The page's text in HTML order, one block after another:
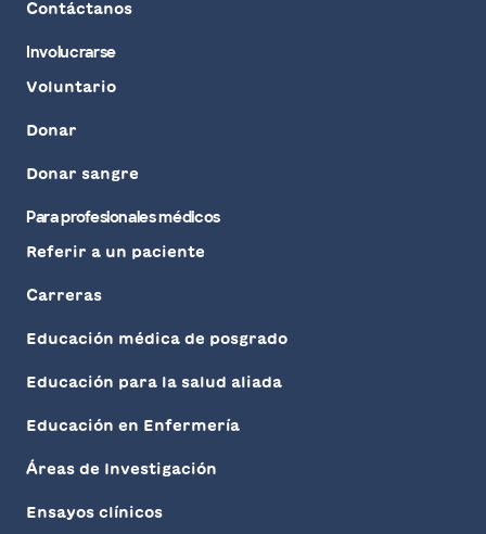
Contáctanos
Involucrarse
Voluntario
Donar
Donar sangre
Para profesionales médicos
Referir a un paciente
Carreras
Educación médica de posgrado
Educación para la salud aliada
Educación en Enfermería
Áreas de Investigación
Ensayos clínicos